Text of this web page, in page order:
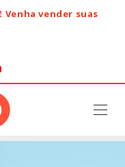
Venha vender suas